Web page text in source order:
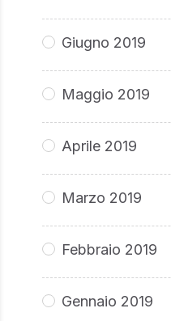
Giugno 2019
Maggio 2019
Aprile 2019
Marzo 2019
Febbraio 2019
Gennaio 2019